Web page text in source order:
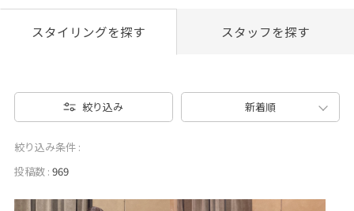
スタイリングを探す スタッフを探す
絞り込み 新着順
絞り込み条件 :
投稿数 : 969